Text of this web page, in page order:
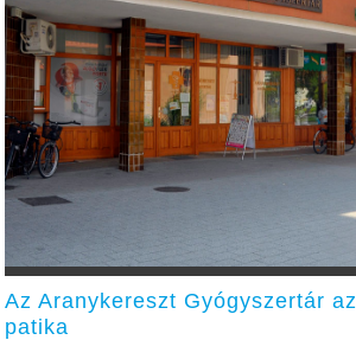
Az Aranykereszt Gyógyszertár
patika